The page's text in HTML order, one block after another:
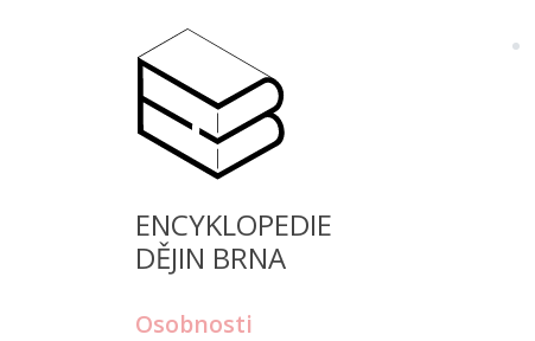
ENCYKLOPEDIE
DĚJIN BRNA
Osobnosti